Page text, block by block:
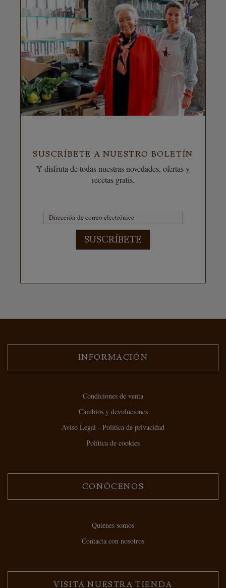
SUSCRÍBETE A NUESTRO BOLETÍN
Y disfruta de todas nuestras novedades, ofertas y
recetas gratis.
SUSCRÍBETE
INFORMACIÓN
Condiciones de venta
Cambios y devoluciones
Aviso Legal - Política de privacidad
Política de cookies
CONÓCENOS
Quienes somos
Contacta con nosotros
VISITA NUESTRA TIENDA